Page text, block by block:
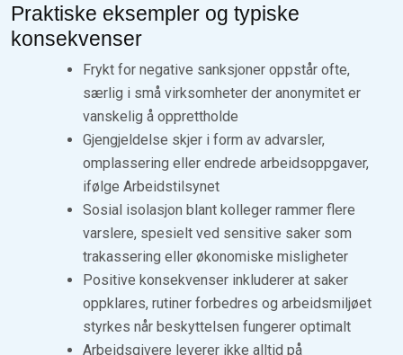
Praktiske eksempler og typiske
konsekvenser
Frykt for negative sanksjoner oppstår ofte,
særlig i små virksomheter der anonymitet er
vanskelig å opprettholde
Gjengjeldelse skjer i form av advarsler,
omplassering eller endrede arbeidsoppgaver,
ifølge Arbeidstilsynet
Sosial isolasjon blant kolleger rammer flere
varslere, spesielt ved sensitive saker som
trakassering eller økonomiske misligheter
Positive konsekvenser inkluderer at saker
oppklares, rutiner forbedres og arbeidsmiljøet
styrkes når beskyttelsen fungerer optimalt
Arbeidsgivere leverer ikke alltid på